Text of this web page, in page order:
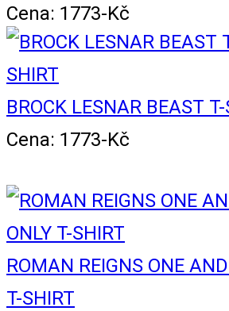
Cena: 1773-Kč
BROCK LESNAR BEAST
Cena: 1773-Kč
ROMAN REIGNS ONE
T-SHIRT